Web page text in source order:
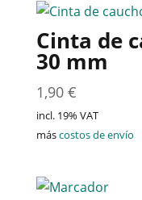
Cinta de
30 mm
1,90 €
incl. 19% VAT
máscostos de envío